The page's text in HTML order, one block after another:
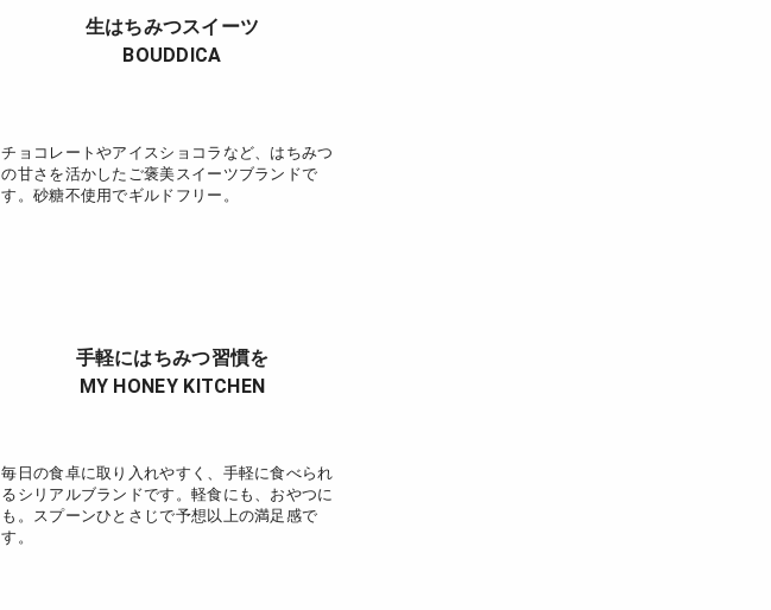
生はちみつスイーツ
BOUDDICA
チョコレートやアイスショコラなど、はちみつ
の甘さを活かしたご褒美スイーツブランドで
す。砂糖不使用でギルドフリー。
手軽にはちみつ習慣を
MY HONEY KITCHEN
毎日の食卓に取り入れやすく、手軽に食べられ
るシリアルブランドです。軽食にも、おやつに
も。スプーンひとさじで予想以上の満足感で
す。